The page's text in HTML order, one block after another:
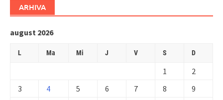
ARHIVA
august 2026
L Ma Mi J V S D
1
2
3
4 5 6 7 8
9